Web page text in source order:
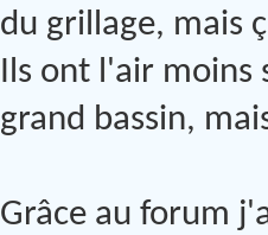
du grillage, mais
Ils ont l'air moins
grand bassin,
Grâce au forum